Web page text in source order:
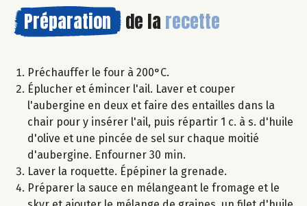
Préparation de la recette
Préchauffer le four à 200°C.
Éplucher et émincer l'ail. Laver et couper
l'aubergine en deux et faire des entailles dans la
chair pour y insérer l'ail, puis répartir 1 c. à s. d'huile
d'olive et une pincée de sel sur chaque moitié
d'aubergine. Enfourner 30 min.
Laver la roquette. Épépiner la grenade.
Préparer la sauce en mélangeant le fromage et le